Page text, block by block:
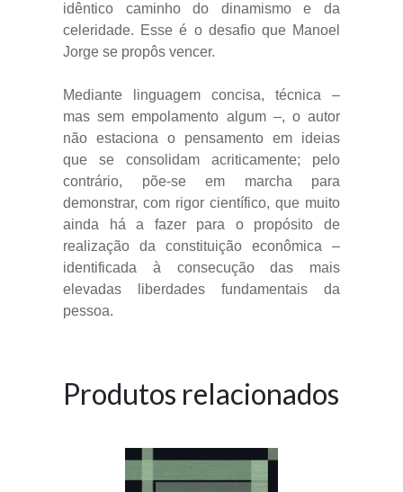
idêntico caminho do dinamismo e da
celeridade. Esse é o desafio que Manoel
Jorge se propôs vencer.
Mediante linguagem concisa, técnica –
mas sem empolamento algum –, o autor
não estaciona o pensamento em ideias
que se consolidam acriticamente; pelo
contrário, põe-se em marcha para
demonstrar, com rigor científico, que muito
ainda há a fazer para o propósito de
realização da constituição econômica –
identificada à consecução das mais
elevadas liberdades fundamentais da
pessoa.
Produtos relacionados